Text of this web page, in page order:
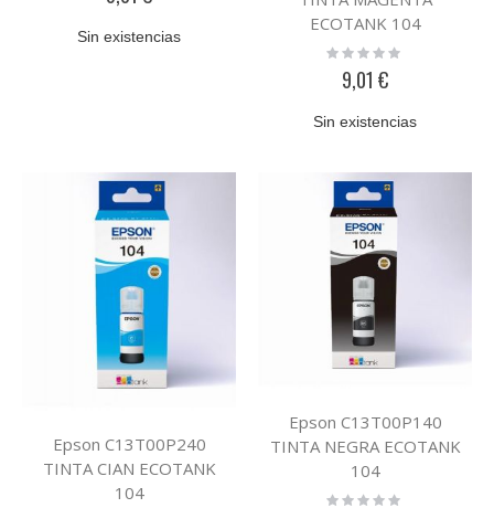
Sin existencias
ECOTANK 104
Rating:
9,01 €
Sin existencias
Epson C13T00P240
TINTA CIAN ECOTANK
104
Epson C13T00P140
TINTA NEGRA ECOTANK
104
Rating: